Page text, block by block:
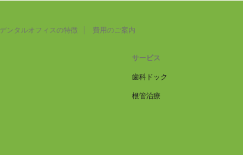
ンタルオフィスの特徴 費用のご案内
サービス
歯科ドック
根管治療